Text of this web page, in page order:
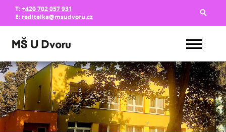
T:+420 702 057 931
E: reditelka@msudvoru.cz